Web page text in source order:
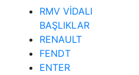
RMV VİDALI
BAŞLIKLAR
RENAULT
FENDT
ENTER